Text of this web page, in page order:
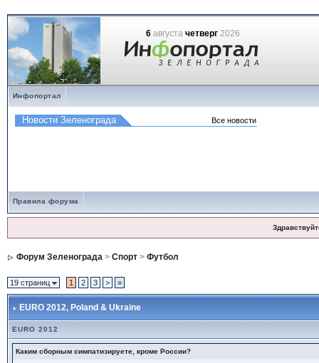
6августа четверг2026
Инфопортал
Правила форума
Форум Зеленограда> Спорт> Футбол
19 страниц 1 2 3 > »
EURO 2012, Poland & Ukraine
EURO 2012
Каким сборным симпатизируете, кроме России?